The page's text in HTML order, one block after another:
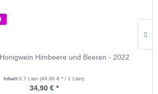
Himbeere und Beeren - 2022
Inhalt 0.7 Liter (49,86 € * / 1 Liter)
34,90 € *